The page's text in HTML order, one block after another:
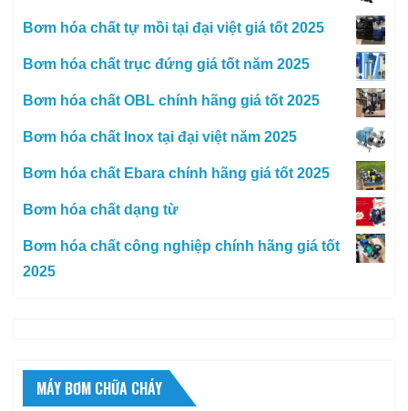
Bơm hóa chất tự mồi tại đại việt giá tốt 2025
Bơm hóa chất trục đứng giá tốt năm 2025
Bơm hóa chất OBL chính hãng giá tốt 2025
Bơm hóa chất Inox tại đại việt năm 2025
Bơm hóa chất Ebara chính hãng giá tốt 2025
Bơm hóa chất dạng từ
Bơm hóa chất công nghiệp chính hãng giá tốt
2025
MÁY BƠM CHỮA CHÁY